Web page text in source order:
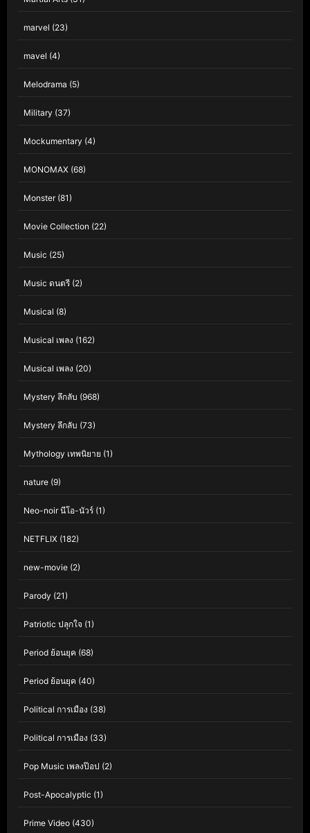
marvel (23)
mavel (4)
Melodrama (5)
Military (37)
Mockumentary (4)
MONOMAX (68)
Monster(81)
Movie Collection (22)
Music (25)
Music ดนตรี (2)
Musical (8)
Musical เพลง (162)
Musical เพลง (20)
Mystery ลึกลับ (968)
Mystery ลึกลับ (73)
Mythology เทพนิยาย (1)
nature (9)
Neo-noir นีโอ-นัวร์ (1)
NETFLIX (182)
new-movie (2)
Parody (21)
Patriotic ปลุกใจ (1)
Period ย้อนยุค (68)
Period ย้อนยุค (40)
Political การเมือง (38)
Political การเมือง (33)
Pop Music เพลงป๊อป (2)
Post-Apocalyptic (1)
Prime Video (430)